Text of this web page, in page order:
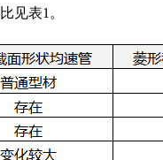
见表1。